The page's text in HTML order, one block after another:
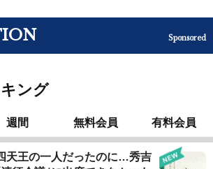
Sponsored
ング
週間 無料会員 有料会員
天王の一人だったのに…秀吉